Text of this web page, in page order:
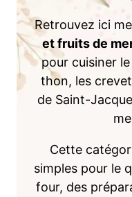
Retrouvez ici
et fruits de
pour cuisiner
thon, les
de Saint-
Cette
simples pour le
four, des